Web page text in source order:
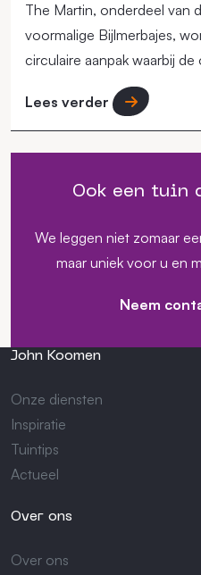
The Martin, onderdeel van
voormalige Bijlmerbajes,
circulaire aanpak waarbij
long" in de stad moet
Lees verder
Ook een tuin
We leggen niet zomaar
maar uniek voor u en
Neem
John Koomen
Onze diensten
Inspiratie
Tuintips
Actueel
Over ons
Over ons